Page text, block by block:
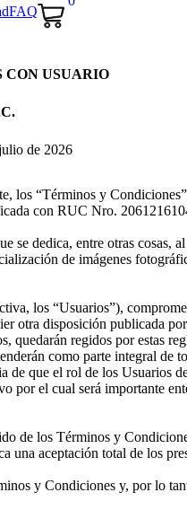
FAQ
CON USUARIO
de 2026
los “Términos y
con RUC Nro.
dedica, entre otras cosas,
de imágenes
los “Usuarios”),
otra disposición publicada
quedarán regidos por estas
como parte integral de
que el rol de los Usuarios
por el cual será importante
de los Términos y
una aceptación total de los
y Condiciones y, por lo